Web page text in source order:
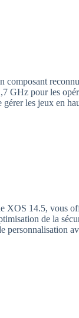
pour les
les jeux en
14.5, vous
de la
personnalisation